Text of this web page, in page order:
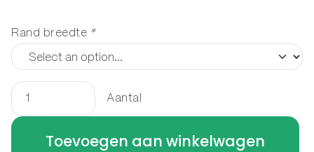
Rand breedte *
Houtopslag
staand
Aantal
Toevoegen aan winkelwagen